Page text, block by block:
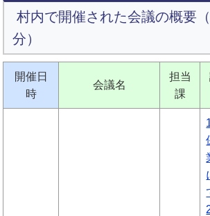
村内で開催された会議の概要
分）
開催日
時
会議名
担当
課